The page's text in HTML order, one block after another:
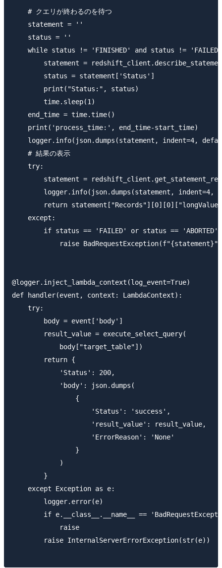
    # クエリが終わるのを待つ
    statement = ''
    status = ''
while status != 'FINISHED' and status !=
statement =
        status = statement['Status']
        print("Status:", status)
        time.sleep(1)
    end_time = time.time()
    print('process_time:', end_time-start_time)
logger.info(json.dumps(statement, indent=4,
    # 結果の表示
    try:
statement =
logger.info(json.dumps(statement, indent=4,
return
    except:
        if status == 'FAILED' or status == 'ABORTED':
            raise BadRequestException(f"{statement}")
@logger.inject_lambda_context(log_event=True)
def handler(event, context: LambdaContext):
    try:
        body = event['body']
        result_value = execute_select_query(
            body["target_table"])
        return {
            'Status': 200,
            'body': json.dumps(
                {
                    'Status': 'success',
                    'result_value': result_value,
                    'ErrorReason': 'None'
                }
            )
        }
    except Exception as e:
        logger.error(e)
if e.__class__.__name__ ==
            raise
        raise InternalServerErrorException(str(e))